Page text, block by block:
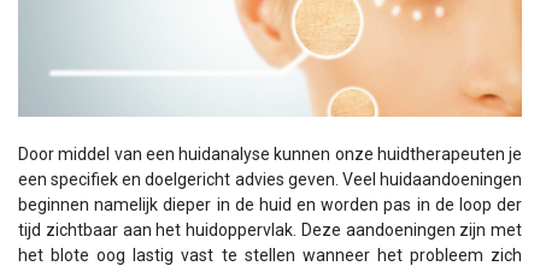
Door middel van een huidanalyse kunnen onze huidtherapeuten je
een specifiek en doelgericht advies geven. Veel huidaandoeningen
beginnen namelijk dieper in de huid en worden pas in de loop der
tijd zichtbaar aan het huidoppervlak. Deze aandoeningen zijn met
het blote oog lastig vast te stellen wanneer het probleem zich